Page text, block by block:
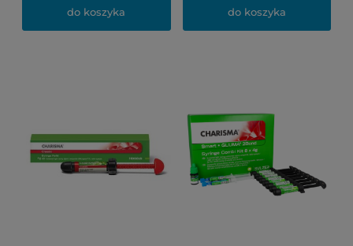
do koszyka do koszyka